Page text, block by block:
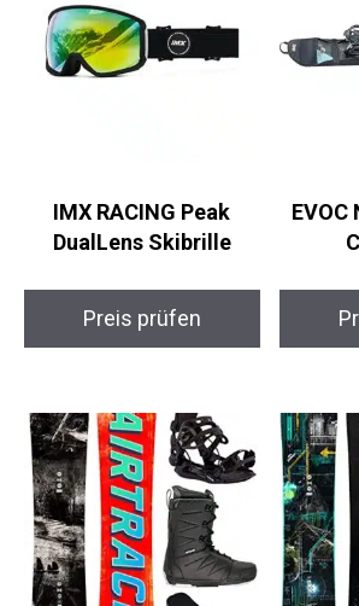
IMX RACING Peak
DualLens Skibrille
Preis prüfen
EVOC